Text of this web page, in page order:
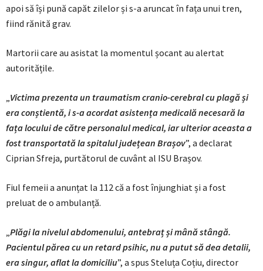
apoi să își pună capăt zilelor și s-a aruncat în fața unui tren,
fiind rănită grav.
Martorii care au asistat la momentul șocant au alertat
autoritățile.
„Victima prezenta un traumatism cranio-cerebral cu plagă și
era conștientă, i s-a acordat asistența medicală necesară la
fața locului de către personalul medical, iar ulterior aceasta a
fost transportată la spitalul județean Brașov”, a declarat
Ciprian Sfreja, purtătorul de cuvânt al ISU Brașov.
Fiul femeii a anunțat la 112 că a fost înjunghiat și a fost
preluat de o ambulanță.
„Plăgi la nivelul abdomenului, antebraț și mână stângă.
Pacientul părea cu un retard psihic, nu a putut să dea detalii,
era singur, aflat la domiciliu”, a spus Steluța Coțiu, director